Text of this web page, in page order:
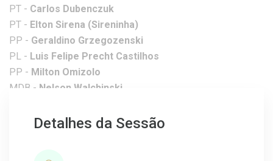
PT - Carlos Dubenczuk
PT - Elton Sirena (Sireninha)
PP - Geraldino Grzegozenski
PL - Luis Felipe Precht Castilhos
PP - Milton Omizolo
MDB - Nelson Walchinski
Vanja Fronza
Detalhes da Sessão